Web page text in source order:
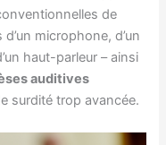
de
microphone, d’un
haut-parleur – ainsi
auditives
surdité trop avancée.